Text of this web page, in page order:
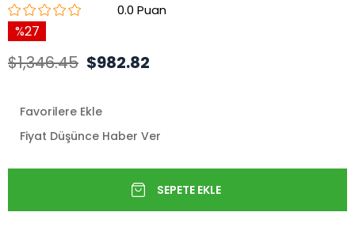
0.0
27
$1,346.45 $982.82
Favorilere Ekle
Fiyat Düşünce Haber Ver